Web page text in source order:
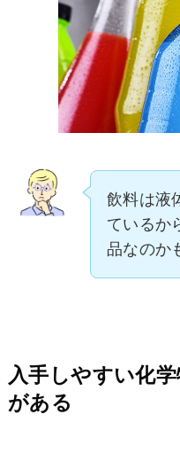
飲料は液
ているか
品なのか
入手しやすい化
がある